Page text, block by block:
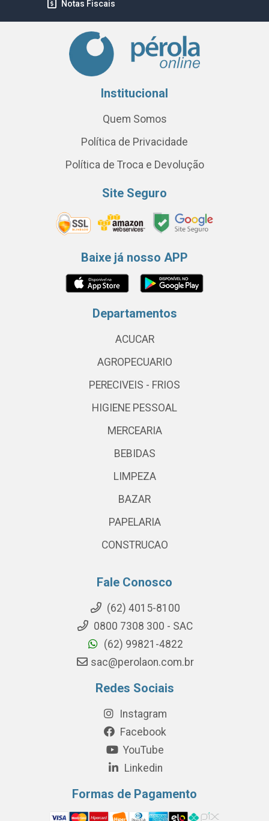
Notas Fiscais
Institucional
Quem Somos
Política de Privacidade
Política de Troca e Devolução
Site Seguro
Baixe já nosso APP
Departamentos
ACUCAR
AGROPECUARIO
PERECIVEIS - FRIOS
HIGIENE PESSOAL
MERCEARIA
BEBIDAS
LIMPEZA
BAZAR
PAPELARIA
CONSTRUCAO
Fale Conosco
(62) 4015-8100
0800 7308 300 - SAC
(62) 99821-4822
sac@perolaon.com.br
Redes Sociais
Instagram
Facebook
YouTube
Linkedin
Formas de Pagamento